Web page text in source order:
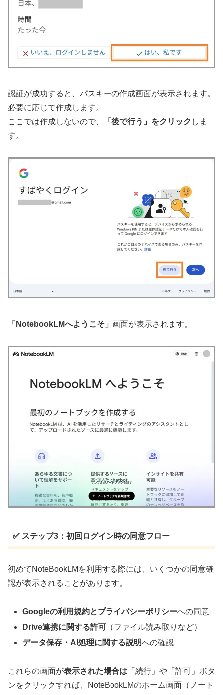
認証が成功すると、パスキーの作成画面が表示されます。
必要に応じて作成します。
ここでは作成しないので、
「後で行う」をクリック しま
す。
「NotebookLMへようこそ」 画面が表示されます。
✅ ステップ3：初回ログイン時の同意フロー
初めてNoteBookLMを利用する際には、いくつかの同意確
認が表示されることがあります。
Googleの利用規約とプライバシーポリシーへの同意
Drive連携に関する許可 （ファイル読み取りなど）
データ保存・AI処理に関する説明への確認
これらの画面が表示された場合は 「続行」や「許可」ボタ
ンをクリックすれば、NoteBookLMのホーム画面（ノート